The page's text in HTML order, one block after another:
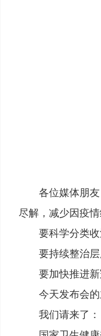
各位媒体朋
尽解，减少因疫
要科学分类
要持续整治
要加快推进
今天发布会
我们请来了：